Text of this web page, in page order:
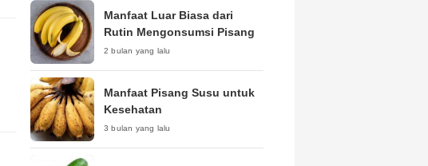
Manfaat Luar Biasa dari
Rutin Mengonsumsi Pisang
2 bulan yang lalu
Manfaat Pisang Susu untuk
Kesehatan
3 bulan yang lalu